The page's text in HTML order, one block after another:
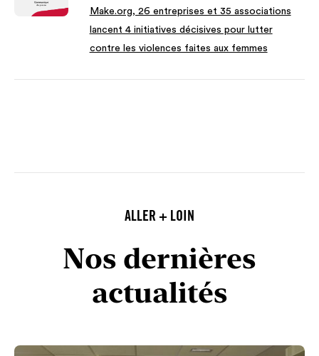
Make.org, 26 entreprises et 35 associations
lancent 4 initiatives décisives pour lutter
contre les violences faites aux femmes
ALLER + LOIN
Nos dernières
actualités